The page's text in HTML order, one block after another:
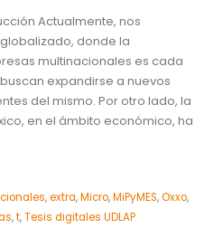
Actualmente, nos
donde la
multinacionales es cada
expandirse a nuevos
del mismo. Por otro lado, la
en el ámbito económico, ha
,extra,Micro,MiPyMES,Oxxo,
,t,Tesis digitales UDLAP